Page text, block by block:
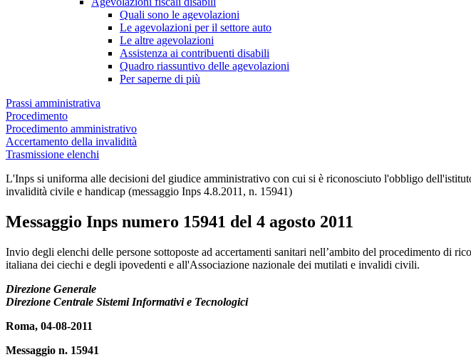
Quali sono le agevolazioni
Le agevolazioni per il settore auto
Le altre agevolazioni
Assistenza ai contribuenti disabili
Quadro riassuntivo delle agevolazioni
Per saperne di più
Prassi amministrativa
Procedimento
Procedimento amministrativo
Accertamento della invalidità
Trasmissione elenchi
L'Inps si uniforma alle decisioni del giudice amministrativo con cui si è riconosciuto l'obbligo
invalidità civile e handicap (messaggio Inps 4.8.2011, n. 15941)
Messaggio Inps numero 15941 del 4 agosto 2011
Messaggio Inps numero 15941 del 4 agosto 2011
Invio degli elenchi delle persone sottoposte ad accertamenti sanitari nell’ambito del procedimento di
italiana dei ciechi e degli ipovedenti e all'Associazione nazionale dei mutilati e invalidi civili.
Direzione Generale
Direzione Centrale Sistemi Informativi e Tecnologici
Roma, 04-08-2011
Messaggio n. 15941